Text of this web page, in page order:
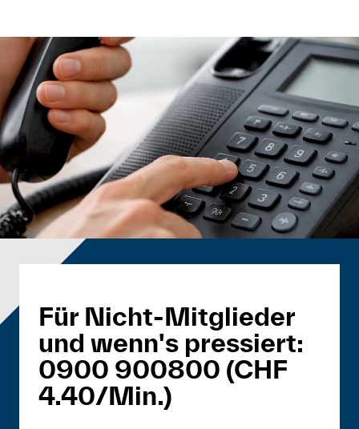
Für Nicht-Mitglieder
und wenn's pressiert:
0900 900800 (CHF
4.40/Min.)